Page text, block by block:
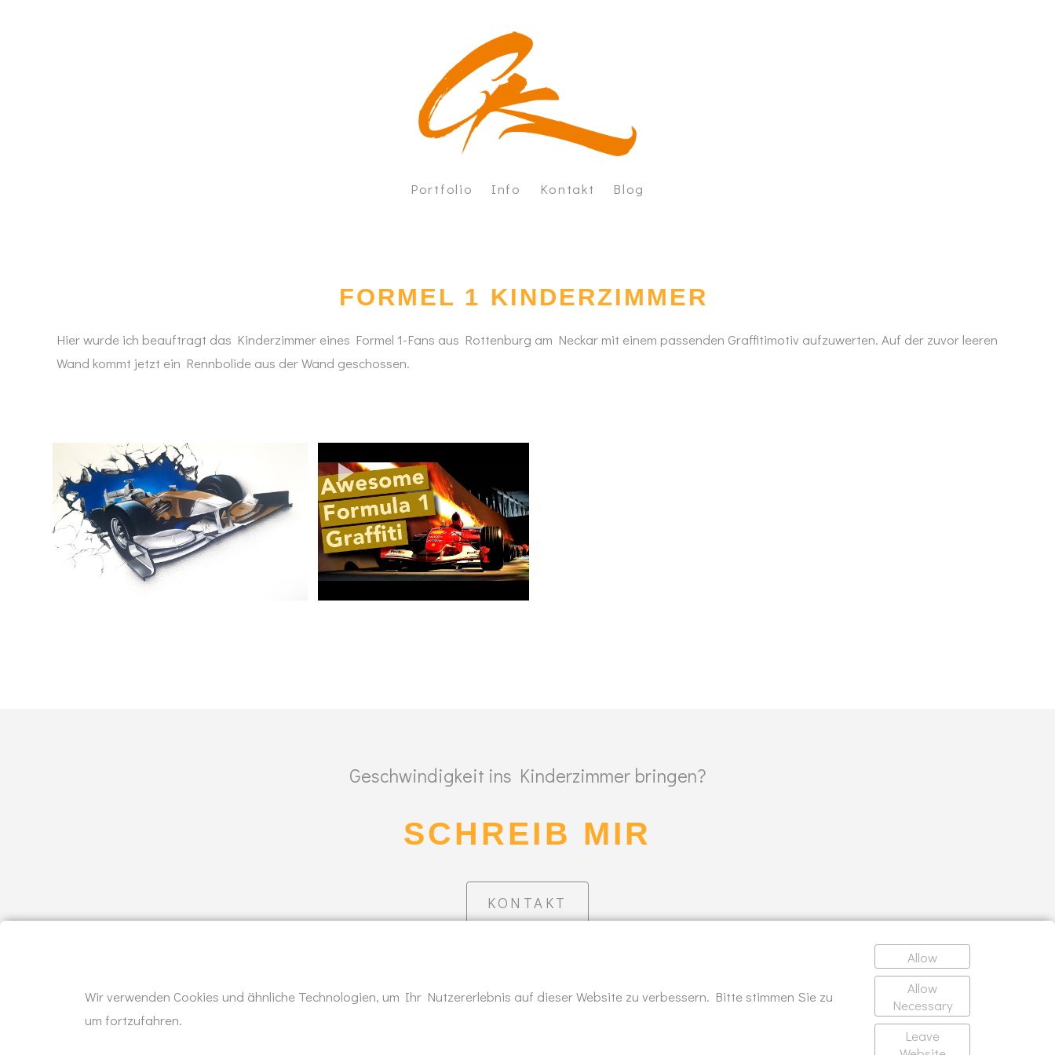
Portfolio
Info
Let's talk about money
Kontakt Blog
FORMEL 1 KINDERZIMMER
Hier wurde ich beauftragt das Kinderzimmer eines Formel 1-Fans aus Rottenburg am Neckar mit einem passenden Graffitimotiv aufzuwerten. Auf der zuvor leeren
Wand kommt jetzt ein Rennbolide aus der Wand geschossen.
Geschwindigkeit ins Kinderzimmer bringen?
SCHREIB MIR
KONTAKT
Wir verwenden Cookies und ähnliche Technologien, um Ihr Nutzererlebnis auf dieser Website zu verbessern. Bitte stimmen Sie zu
um fortzufahren.
Allow
Allow
Necessary
Leave